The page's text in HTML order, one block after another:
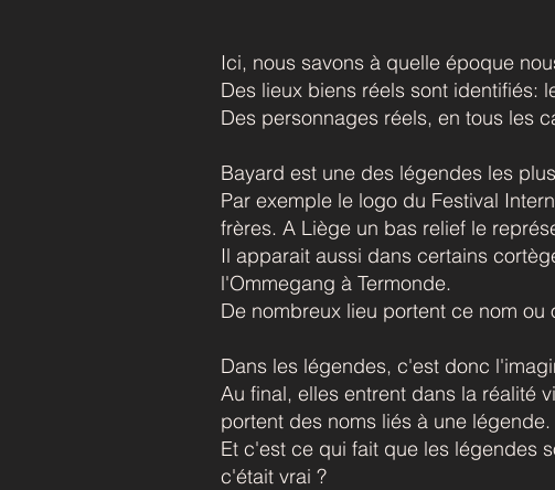
Ici, nous savons à quelle époque
Des lieux biens réels sont identifiés:
Des personnages réels, en tous les
Bayard est une des légendes les
Par exemple le logo du Festival
frères. A Liège un bas relief le
Il apparait aussi dans certains
l'Ommegang à Termonde.
De nombreux lieu portent ce nom
Dans les légendes, c'est donc
Au final, elles entrent dans la réalité
portent des noms liés à une légende.
Et c'est ce qui fait que les légendes
c'était vrai ?